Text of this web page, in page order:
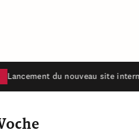
du nouveau site